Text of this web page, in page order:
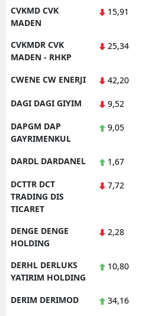
CVKMD CVK
MADEN
15,91
CVKMDR CVK
MADEN - RHKP
25,34
CWENE CW ENERJI 42,20
DAGI DAGI GIYIM 9,52
DAPGM DAP
GAYRIMENKUL
9,05
DARDL DARDANEL 1,67
DCTTR DCT
TRADING DIS
TICARET
7,72
DENGE DENGE
HOLDING
2,28
DERHL DERLUKS
YATIRIM HOLDING
10,80
DERIM DERIMOD 34,16